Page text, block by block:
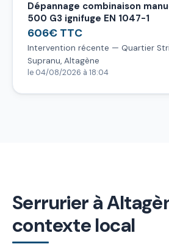
Dépannage combinaison
500 G3 ignifuge EN 1047-1
606€ TTC
Intervention récente — Quartier
Supranu, Altagène
le 04/08/2026 à 18:04
Serrurier à
contexte local